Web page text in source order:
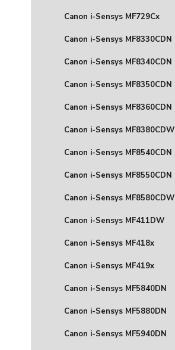
Canon i-Sensys MF729Cx
Canon i-Sensys MF8330CDN
Canon i-Sensys MF8340CDN
Canon i-Sensys MF8350CDN
Canon i-Sensys MF8360CDN
Canon i-Sensys MF8380CDW
Canon i-Sensys MF8540CDN
Canon i-Sensys MF8550CDN
Canon i-Sensys MF8580CDW
Canon i-Sensys MF411DW
Canon i-Sensys MF418x
Canon i-Sensys MF419x
Canon i-Sensys MF5840DN
Canon i-Sensys MF5880DN
Canon i-Sensys MF5940DN